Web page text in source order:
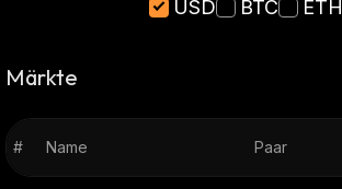
USD BTC ETH
Märkte
# Name Paar